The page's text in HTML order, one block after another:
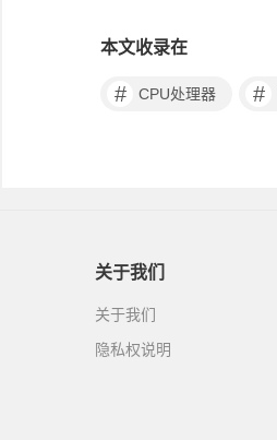
本文收录在
# CPU处理器 #
关于我们
关于我们
隐私权说明